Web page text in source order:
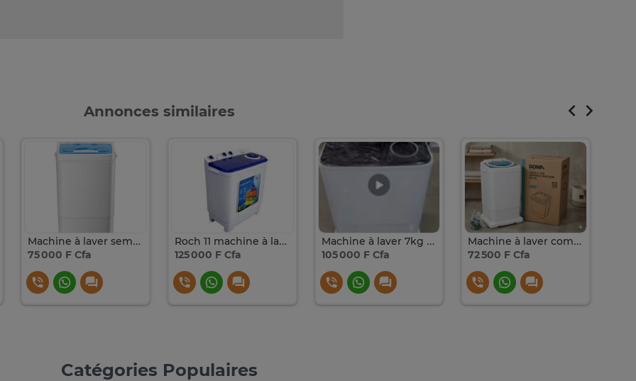
Annonces similaires
Machine à laver semi-automatique
75 000 F Cfa
Roch 11 machine à laver semi-automatique RMW110TT(W)
125 000 F Cfa
Machine à laver 7kg semi-automatique
105 000 F Cfa
Machine à laver compacte (9kg)
72 500 F Cfa
Catégories Populaires